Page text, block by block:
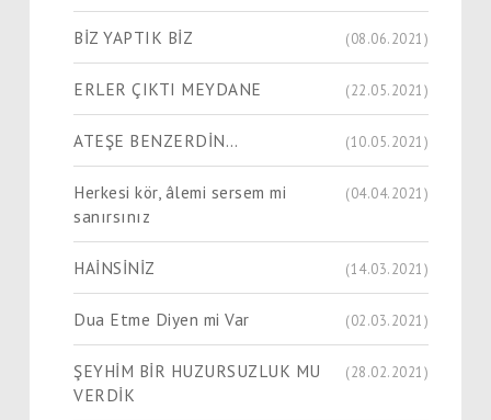
BİZ YAPTIK BİZ (08.06.2021)
ERLER ÇIKTI MEYDANE (22.05.2021)
ATEŞE BENZERDİN… (10.05.2021)
Herkesi kör, âlemi sersem mi
sanırsınız
(04.04.2021)
HAİNSİNİZ (14.03.2021)
Dua Etme Diyen mi Var (02.03.2021)
ŞEYHİM BİR HUZURSUZLUK MU
VERDİK
(28.02.2021)